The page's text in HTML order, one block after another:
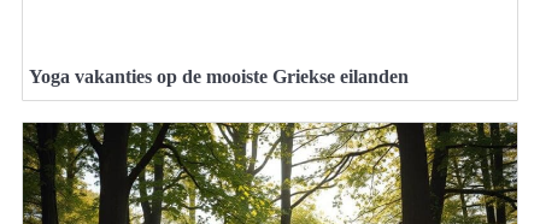
Yoga vakanties op de mooiste Griekse eilanden